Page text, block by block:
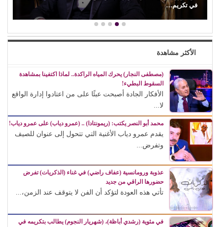
للمؤسسات الدولية
الأكثر مشاهدة
(مصطفى النجار) يحرك المياه الراكدة.. لماذا اكتفينا بمشاهدة
السقوط البطيء!
الأفكار الجادة أصبحت عبئًا على من اعتادوا إدارة الواقع
لا...
محمد أبو النصر يكتب: (ريمونتادا) .. (عمرو دياب) على عمرو دياب!
يقدم عمرو دياب الأغنية التي تتحول إلى عنوان للصيف
وتفرض...
عذوبة ورومانسية (عفاف راضي) في غناء (الذكريات) تفرض
حضورها الراقي من جديد
تأتي هذه العودة لتؤكد أن الفن لا يتوقف عند الزمن،...
في مئوية (رشدي أباظة)، (شهريار النجوم) يطالب بتكريمه في